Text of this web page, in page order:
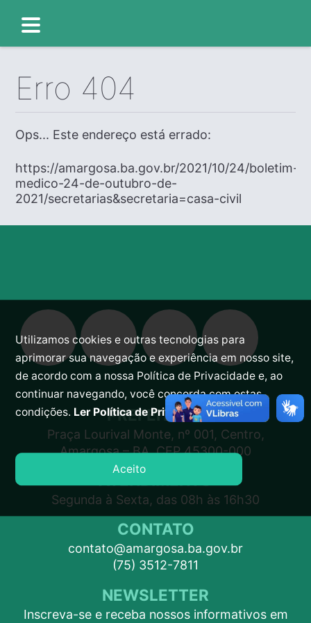
Erro 404
Ops... Este endereço está errado:
https://amargosa.ba.gov.br/2021/10/24/boletim-
medico-24-de-outubro-de-
2021/secretarias&secretaria=casa-civil
PREFEITURA
Praça Lourival Monte, nº 001, Centro,
Amargosa – BA, CEP 45300-000
Segunda à Sexta, das 08h às 16h30
CONTATO
contato@amargosa.ba.gov.br
(75) 3512-7811
NEWSLETTER
Inscreva-se e receba nossos informativos em
Utilizamos cookies e outras tecnologias para
aprimorar sua navegação e experiência em nosso site,
de acordo com a nossa Política de Privacidade e, ao
continuar navegando, você concorda com estas
condições. Ler Política de Privacidade.
Aceito